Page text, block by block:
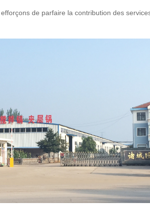
de parfaire la contribution des